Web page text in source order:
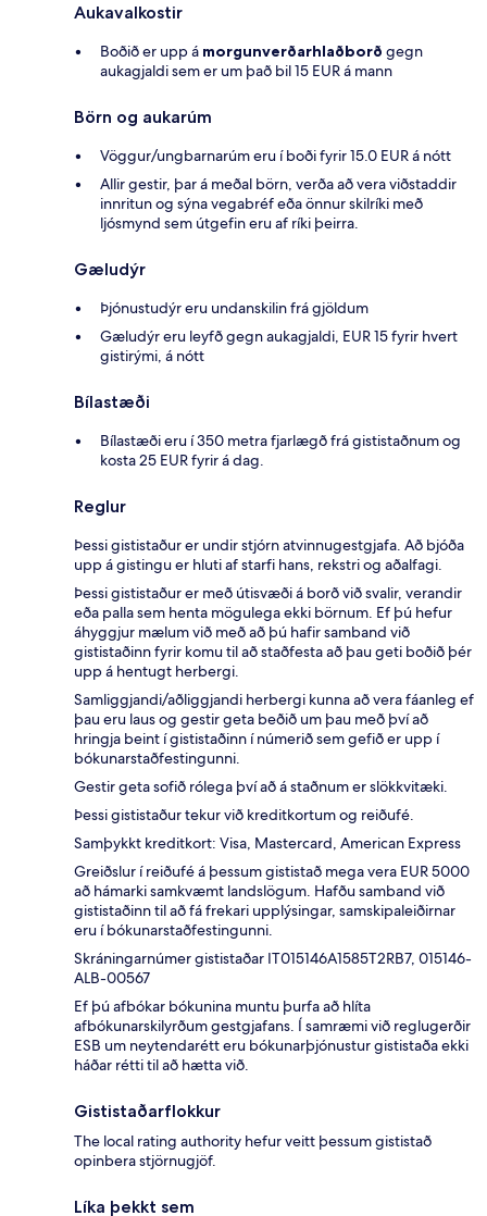
Aukavalkostir
Boðið er upp á morgunverðarhlaðborð gegn
aukagjaldi sem er um það bil 15 EUR á mann
Börn og aukarúm
Vöggur/ungbarnarúm eru í boði fyrir 15.0 EUR á nótt
Allir gestir, þar á meðal börn, verða að vera viðstaddir
innritun og sýna vegabréf eða önnur skilríki með
ljósmynd sem útgefin eru af ríki þeirra.
Gæludýr
Þjónustudýr eru undanskilin frá gjöldum
Gæludýr eru leyfð gegn aukagjaldi, EUR 15 fyrir hvert
gistirými, á nótt
Bílastæði
Bílastæði eru í 350 metra fjarlægð frá gististaðnum og
kosta 25 EUR fyrir á dag.
Reglur
Þessi gististaður er undir stjórn atvinnugestgjafa. Að bjóða
upp á gistingu er hluti af starfi hans, rekstri og aðalfagi.
Þessi gististaður er með útisvæði á borð við svalir, verandir
eða palla sem henta mögulega ekki börnum. Ef þú hefur
áhyggjur mælum við með að þú hafir samband við
gististaðinn fyrir komu til að staðfesta að þau geti boðið þér
upp á hentugt herbergi.
Samliggjandi/aðliggjandi herbergi kunna að vera fáanleg ef
þau eru laus og gestir geta beðið um þau með því að
hringja beint í gististaðinn í númerið sem gefið er upp í
bókunarstaðfestingunni.
Gestir geta sofið rólega því að á staðnum er slökkvitæki.
Þessi gististaður tekur við kreditkortum og reiðufé.
Samþykkt kreditkort: Visa, Mastercard, American Express
Greiðslur í reiðufé á þessum gististað mega vera EUR 5000
að hámarki samkvæmt landslögum. Hafðu samband við
gististaðinn til að fá frekari upplýsingar, samskipaleiðirnar
eru í bókunarstaðfestingunni.
Skráningarnúmer gististaðar IT015146A1585T2RB7, 015146-
ALB-00567
Ef þú afbókar bókunina muntu þurfa að hlíta
afbókunarskilyrðum gestgjafans. Í samræmi við reglugerðir
ESB um neytendarétt eru bókunarþjónustur gististaða ekki
háðar rétti til að hætta við.
Gististaðarflokkur
The local rating authority hefur veitt þessum gististað
opinbera stjörnugjöf.
Líka þekkt sem